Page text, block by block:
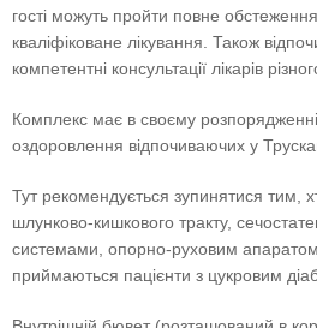
гості можуть пройти повне
кваліфіковане лікування. Також
компетентні консультації лікарів
Комплекс має в своєму
оздоровлення відпочиваючих у
Тут рекомендується зупинятися тим,
шлунково-кишкового тракту,
системами, опорно-руховим
приймаються пацієнти з цукровим